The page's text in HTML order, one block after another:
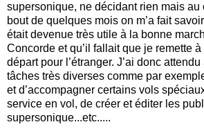
supersonique, ne décidant rien mais au
bout de quelques mois on m’a fait
était devenue très utile à la bonne
Concorde et qu’il fallait que je remette
départ pour l’étranger. J’ai donc
tâches très diverses comme par
et d’accompagner certains vols
service en vol, de créer et éditer les
supersonique...etc.....